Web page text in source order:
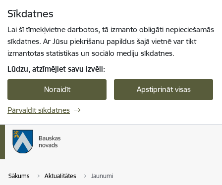
Sīkdatnes
Lai šī tīmekļvietne darbotos, tā izmanto obligāti nepieciešamās
sīkdatnes. Ar Jūsu piekrišanu papildus šajā vietnē var tikt
izmantotas statistikas un sociālo mediju sīkdatnes.
Lūdzu, atzīmējiet savu izvēli:
Noraidīt Apstiprināt visas
Pārvaldīt sīkdatnes
Sākums Aktualitātes Jaunumi